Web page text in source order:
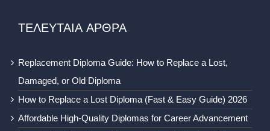
ΤΕΛΕΥΤΑΙΑ ΑΡΘΡΑ
Replacement Diploma Guide: How to Replace a Lost,
Damaged, or Old Diploma
How to Replace a Lost Diploma (Fast & Easy Guide) 2026
Affordable High-Quality Diplomas for Career Advancement